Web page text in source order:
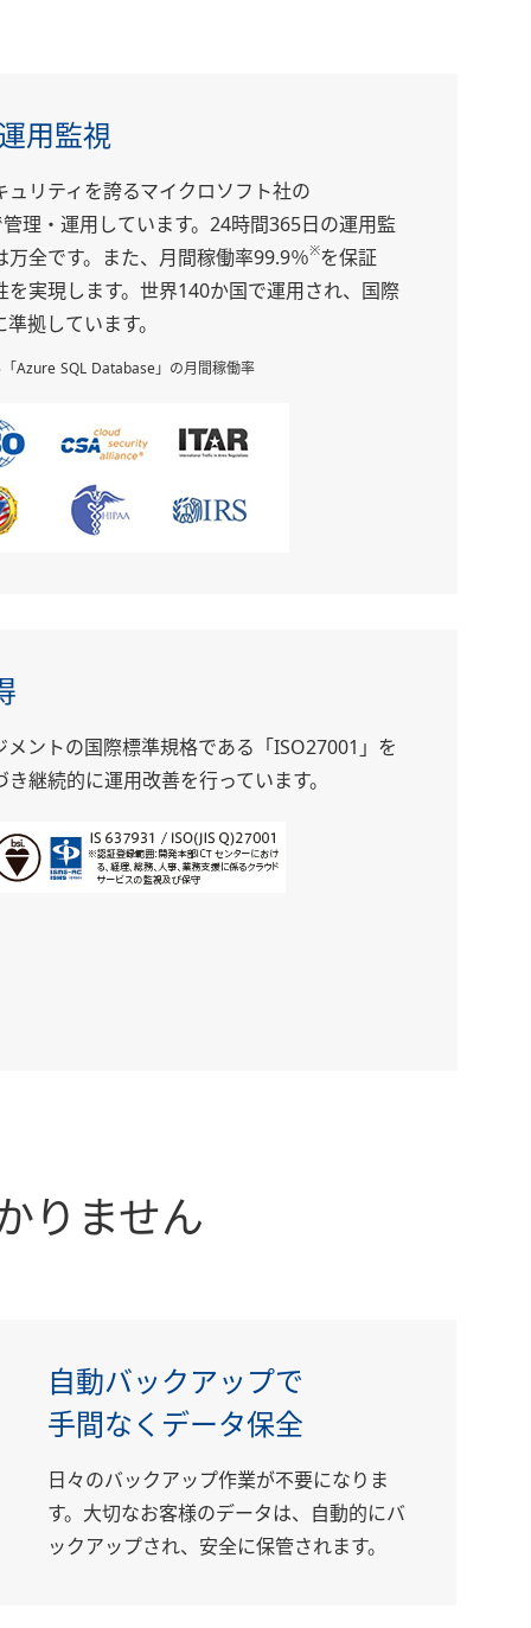
用監視
ュリティを誇るマイクロソフト社の
理・運用しています。24時間365日の運用監
万全です。また、月間稼働率99.9％※を保証
を実現します。世界140か国で運用され、国際
拠しています。
Azure SQL Database」の月間稼働率
メントの国際標準規格である「ISO27001」を
継続的に運用改善を行っています。
りません
自動バックアップで
手間なくデータ保全
日々のバックアップ作業が不要になりま
す。大切なお客様のデータは、自動的にバ
ックアップされ、安全に保管されます。